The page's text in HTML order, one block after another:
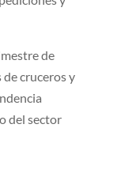
de
cruceros y
del sector